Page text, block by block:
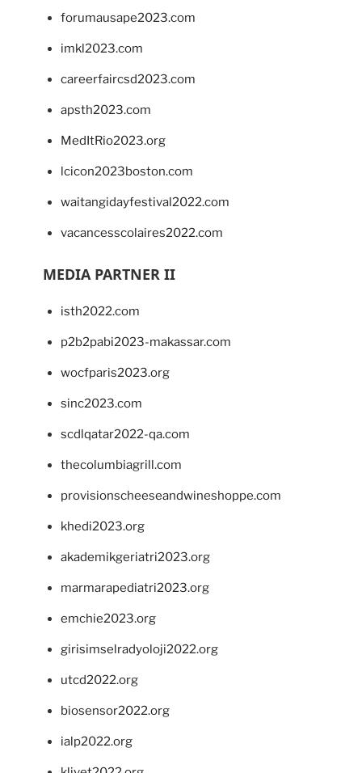
forumausape2023.com
imkl2023.com
careerfaircsd2023.com
apsth2023.com
MedItRio2023.org
lcicon2023boston.com
waitangidayfestival2022.com
vacancesscolaires2022.com
MEDIA PARTNER II
isth2022.com
p2b2pabi2023-makassar.com
wocfparis2023.org
sinc2023.com
scdlqatar2022-qa.com
thecolumbiagrill.com
provisionscheeseandwineshoppe.com
khedi2023.org
akademikgeriatri2023.org
marmarapediatri2023.org
emchie2023.org
girisimselradyoloji2022.org
utcd2022.org
biosensor2022.org
ialp2022.org